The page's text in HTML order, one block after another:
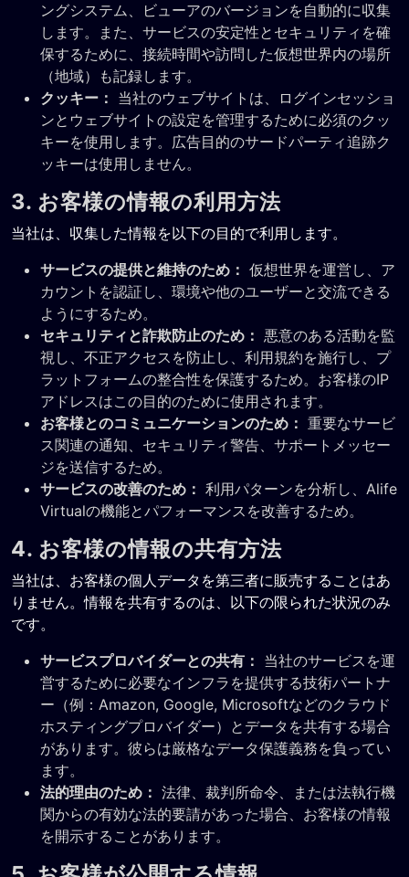
ングシステム、ビューアのバージョンを自動的に収集
します。また、サービスの安定性とセキュリティを確
保するために、接続時間や訪問した仮想世界内の場所
（地域）も記録します。
クッキー： 当社のウェブサイトは、ログインセッショ
ンとウェブサイトの設定を管理するために必須のクッ
キーを使用します。広告目的のサードパーティ追跡ク
ッキーは使用しません。
3. お客様の情報の利用方法
当社は、収集した情報を以下の目的で利用します。
サービスの提供と維持のため： 仮想世界を運営し、ア
カウントを認証し、環境や他のユーザーと交流できる
ようにするため。
セキュリティと詐欺防止のため： 悪意のある活動を監
視し、不正アクセスを防止し、利用規約を施行し、プ
ラットフォームの整合性を保護するため。お客様のIP
アドレスはこの目的のために使用されます。
お客様とのコミュニケーションのため： 重要なサービ
ス関連の通知、セキュリティ警告、サポートメッセー
ジを送信するため。
サービスの改善のため： 利用パターンを分析し、Alife
Virtualの機能とパフォーマンスを改善するため。
4. お客様の情報の共有方法
当社は、お客様の個人データを第三者に販売することはあ
りません。情報を共有するのは、以下の限られた状況のみ
です。
サービスプロバイダーとの共有： 当社のサービスを運
営するために必要なインフラを提供する技術パートナ
ー（例：Amazon, Google, Microsoftなどのクラウド
ホスティングプロバイダー）とデータを共有する場合
があります。彼らは厳格なデータ保護義務を負ってい
ます。
法的理由のため： 法律、裁判所命令、または法執行機
関からの有効な法的要請があった場合、お客様の情報
を開示することがあります。